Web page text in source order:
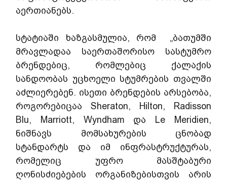
აერთიანებს.
სტატიაში ხაზგასმულია, რომ  „ბათუმში
მრავლადაა საერთაშორისო სასტუმრო
ბრენდებიც, რომლებიც ქალაქის
სანდოობას უცხოელი სტუმრების თვალში
აძლიერებენ. ისეთი ბრენდების არსებობა,
როგორებიცაა Sheraton, Hilton, Radisson
Blu, Marriott, Wyndham და Le Meridien,
ნიშნავს მომსახურების ცნობად
სტანდარტს და იმ ინფრასტრუქტურას,
რომელიც უფრო მასშტაბური
ღონისძიებების ორგანიზებისთვის არის